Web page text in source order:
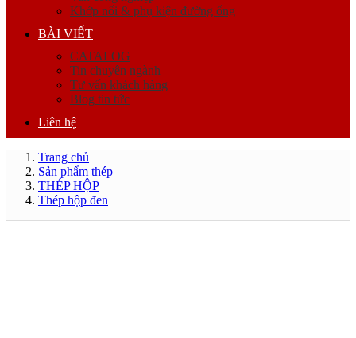
Khớp nối & phụ kiện đường ống
BÀI VIẾT
CATALOG
Tin chuyên ngành
Tư vấn khách hàng
Blog tin tức
Liên hệ
Trang chủ
Sản phẩm thép
THÉP HỘP
Thép hộp đen